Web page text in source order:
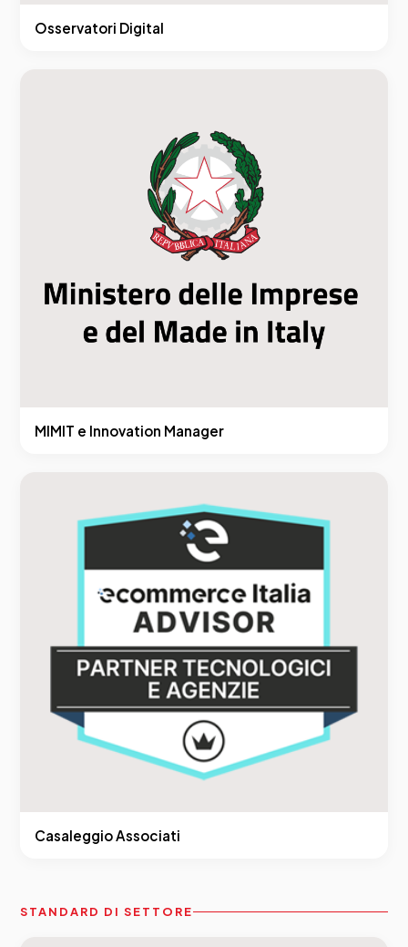
Osservatori Digital
MIMIT e Innovation Manager
Casaleggio Associati
STANDARD DI SETTORE